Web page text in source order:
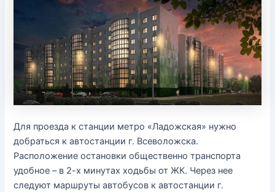
Для проезда к станции метро «Ладожская» нужно
добраться к автостанции г. Всеволожска.
Расположение остановки общественно транспорта
удобное – в 2-х минутах ходьбы от ЖК. Через нее
следуют маршруты автобусов к автостанции г.